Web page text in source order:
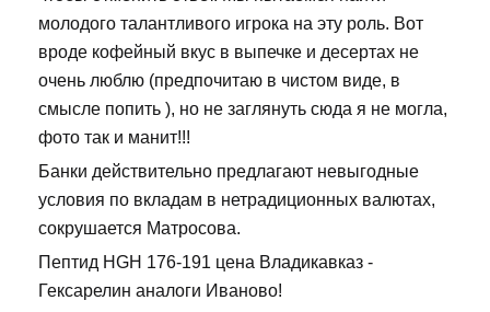
молодого талантливого игрока на эту роль. Вот
вроде кофейный вкус в выпечке и десертах не
очень люблю (предпочитаю в чистом виде, в
смысле попить ), но не заглянуть сюда я не могла,
фото так и манит!!!
Банки действительно предлагают невыгодные
условия по вкладам в нетрадиционных валютах,
сокрушается Матросова.
Пептид HGH 176-191 цена Владикавказ -
Гексарелин аналоги Иваново!